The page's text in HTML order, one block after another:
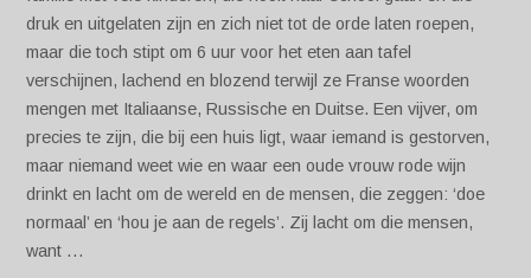
druk en uitgelaten zijn en zich niet tot de orde laten roepen,
maar die toch stipt om 6 uur voor het eten aan tafel
verschijnen, lachend en blozend terwijl ze Franse woorden
mengen met Italiaanse, Russische en Duitse. Een vijver, om
precies te zijn, die bij een huis ligt, waar iemand is gestorven,
maar niemand weet wie en waar een oude vrouw rode wijn
drinkt en lacht om de wereld en de mensen, die zeggen: ‘doe
normaal’ en ‘hou je aan de regels’. Zij lacht om die mensen,
want …